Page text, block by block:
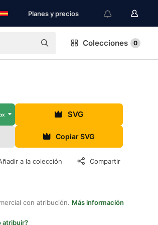
Planes y precios
Colecciones 0
SVG
Copiar SVG
a la colección Compartir
con atribución. Más información
atribuir?